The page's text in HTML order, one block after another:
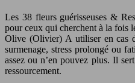
Les 38 fleurs guérisseuses &
pour ceux qui cherchent à la fois
Olive (Olivier) A utiliser en cas
surmenage, stress prolongé ou
assez ou n’en pouvez plus. Il
ressourcement.